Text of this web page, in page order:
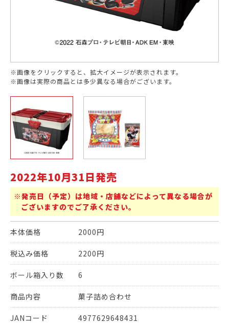
※画像をクリックすると、拡大イメージが表示されます。
※画像は実際の商品とは多少異なる場合がございます。
2022年10月31日発売
※発売日（予定）は地域・店舗などによって異なる場合が
ございますのでご了承ください。
本体価格 2000円
税込み価格 2200円
ボール箱入り数 6
商品内容 菓子詰め合わせ
JANコード 4977629648431